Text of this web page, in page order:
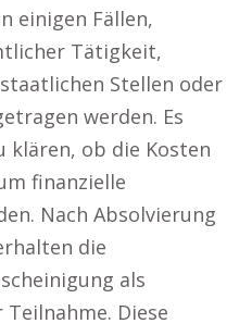
einigen Fällen,
Tätigkeit,
Stellen oder
werden. Es
klären, ob die Kosten
finanzielle
Nach Absolvierung
die
als
Diese